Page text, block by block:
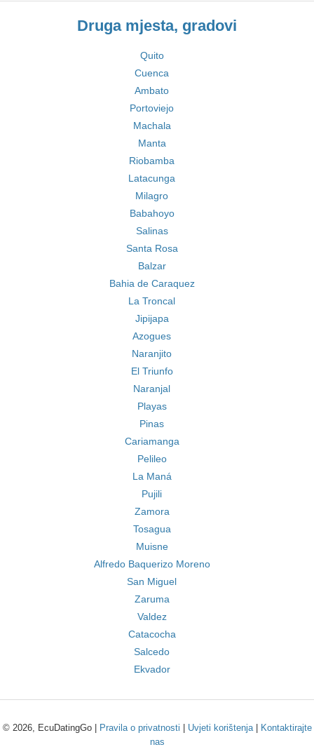
Druga mjesta, gradovi
Quito
Cuenca
Ambato
Portoviejo
Machala
Manta
Riobamba
Latacunga
Milagro
Babahoyo
Salinas
Santa Rosa
Balzar
Bahia de Caraquez
La Troncal
Jipijapa
Azogues
Naranjito
El Triunfo
Naranjal
Playas
Pinas
Cariamanga
Pelileo
La Maná
Pujili
Zamora
Tosagua
Muisne
Alfredo Baquerizo Moreno
San Miguel
Zaruma
Valdez
Catacocha
Salcedo
Ekvador
© 2026, EcuDatingGo | Pravila o privatnosti Uvjeti korištenja|
Kontaktirajte
nas